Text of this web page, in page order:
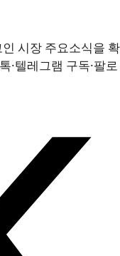
시장 주요소식을 확
·텔레그램 구독·팔로